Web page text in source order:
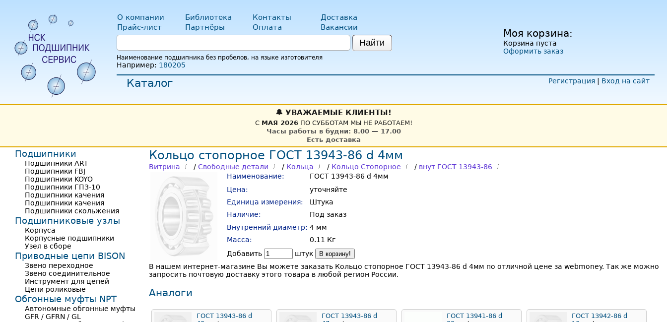
Моя корзина:
Корзина пуста
Оформить заказ
О компании Библиотека Контакты
Доставка
Прайс-лист
Партнёры Оплата Вакансии
Найти
Наименование подшипника без пробелов, на языке изготовителя
Например: 180205
Регистрация
Вход на сайт
Каталог
🔔 УВАЖАЕМЫЕ КЛИЕНТЫ!
С МАЯ 2026ПО СУББОТАМ МЫ НЕ РАБОТАЕМ!
Часы работы в будни: 8.00 — 17.00
Есть доставка
Кольцо стопорное ГОСТ 13943-86 d 4мм
Витрина / Свободные детали / Кольца / Кольцо Стопорное / внут ГОСТ 13943-86
Наименование:
ГОСТ 13943-86 d 4мм
Цена:
уточняйте
Единица измерения:
Штука
Наличие:
Под заказ
Внутренний диаметр: 4 мм
Масса:
0.11 Кг
Добавить
штук В корзину!
В нашем интернет-магазине Вы можете заказать Кольцо стопорное ГОСТ 13943-86 d 4мм по отличной цене за webmoney. Так же можно
запросить почтовую доставку этого товара в любой регион России.
Аналоги
ГОСТ 13943-86 d
ГОСТ 13943-86 d
ГОСТ 13941-86 d
ГОСТ 13942-86 d
Подшипники
Подшипники ART
Подшипники FBJ
Подшипники KOYO
Подшипники ГПЗ-10
Подшипники качения
Подшипники качения
Подшипники скольжения
Подшипниковые узлы
Корпуса
Корпусные подшипники
Узел в сборе
Приводные цепи BISON
Звено переходное
Звено соединительное
Инструмент для цепей
Цепи роликовые
Обгонные муфты NPT
Автономные обгонные муфты
GFR / GFRN / GL